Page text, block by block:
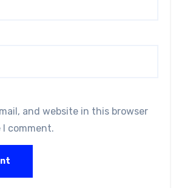
and website in this browser
comment.